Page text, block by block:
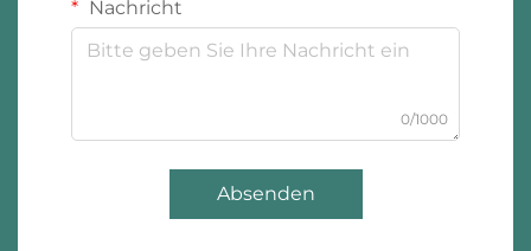
Nachricht
0/1000
Absenden